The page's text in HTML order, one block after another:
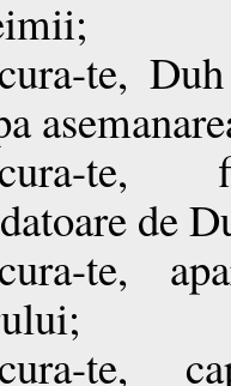
te,
te,
de
te,
te,